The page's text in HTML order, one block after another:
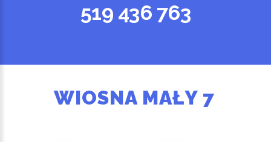
519 436 763
WIOSNA MAŁY 7